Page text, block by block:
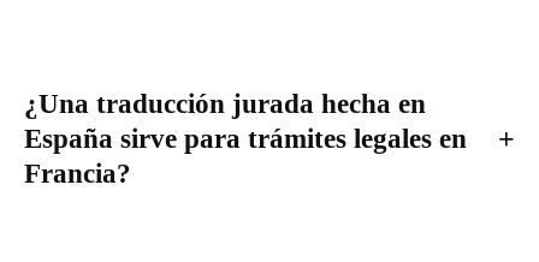
¿Una traducción jurada hecha en
España sirve para trámites legales en
Francia?